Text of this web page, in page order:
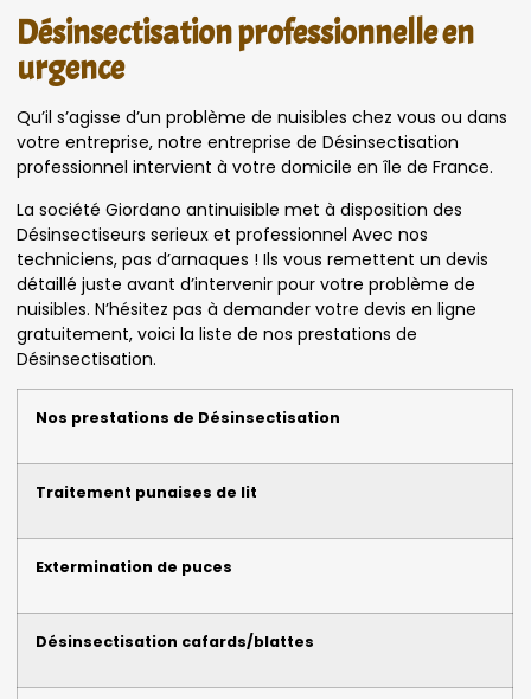
Désinsectisation professionnelle en
urgence
Qu’il s’agisse d’un problème de nuisibles chez vous ou dans
votre entreprise, notre entreprise de Désinsectisation
professionnel intervient à votre domicile en île de France.
La société Giordano antinuisible met à disposition des
Désinsectiseurs serieux et professionnel Avec nos
techniciens, pas d’arnaques ! Ils vous remettent un devis
détaillé juste avant d’intervenir pour votre problème de
nuisibles. N’hésitez pas à demander votre devis en ligne
gratuitement, voici la liste de nos prestations de
Désinsectisation.
Nos prestations de Désinsectisation
Traitement punaises de lit
Extermination de puces
Désinsectisation cafards/blattes